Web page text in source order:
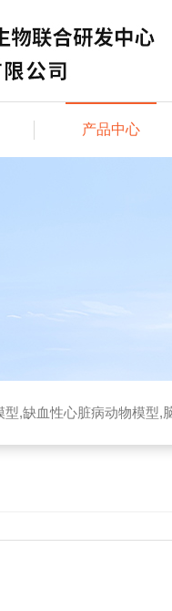
产品中心
,缺血性心脏病动物模型,脑